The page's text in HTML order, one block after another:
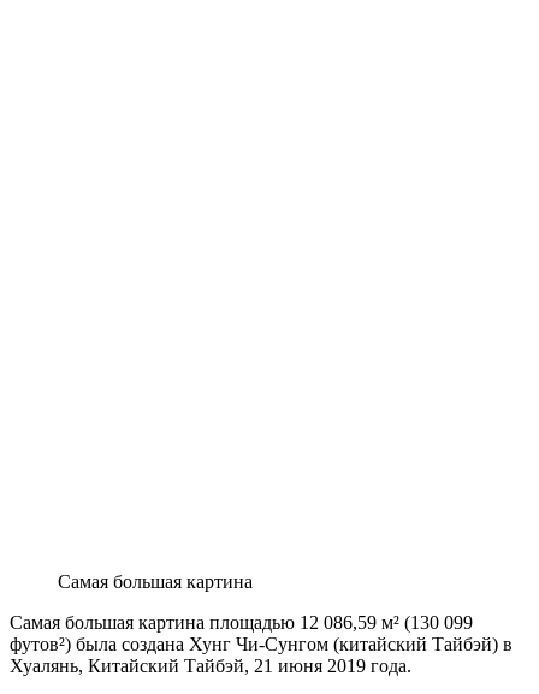
Самая большая картина
Самая большая картина площадью 12 086,59 м² (130 099
футов²) была создана Хунг Чи-Сунгом (китайский Тайбэй) в
Хуалянь, Китайский Тайбэй, 21 июня 2019 года.